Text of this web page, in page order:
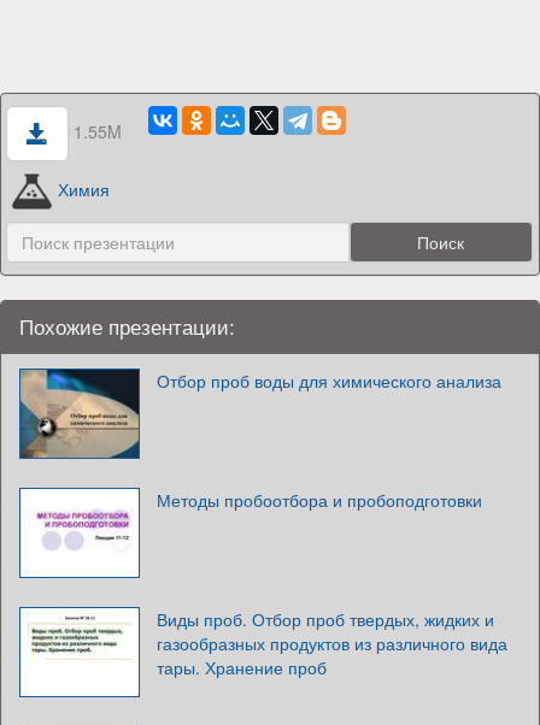
1.55M
Химия
Похожие презентации:
Отбор проб воды для химического анализа
Методы пробоотбора и пробоподготовки
Виды проб. Отбор проб твердых, жидких и
газообразных продуктов из различного вида
тары. Хранение проб